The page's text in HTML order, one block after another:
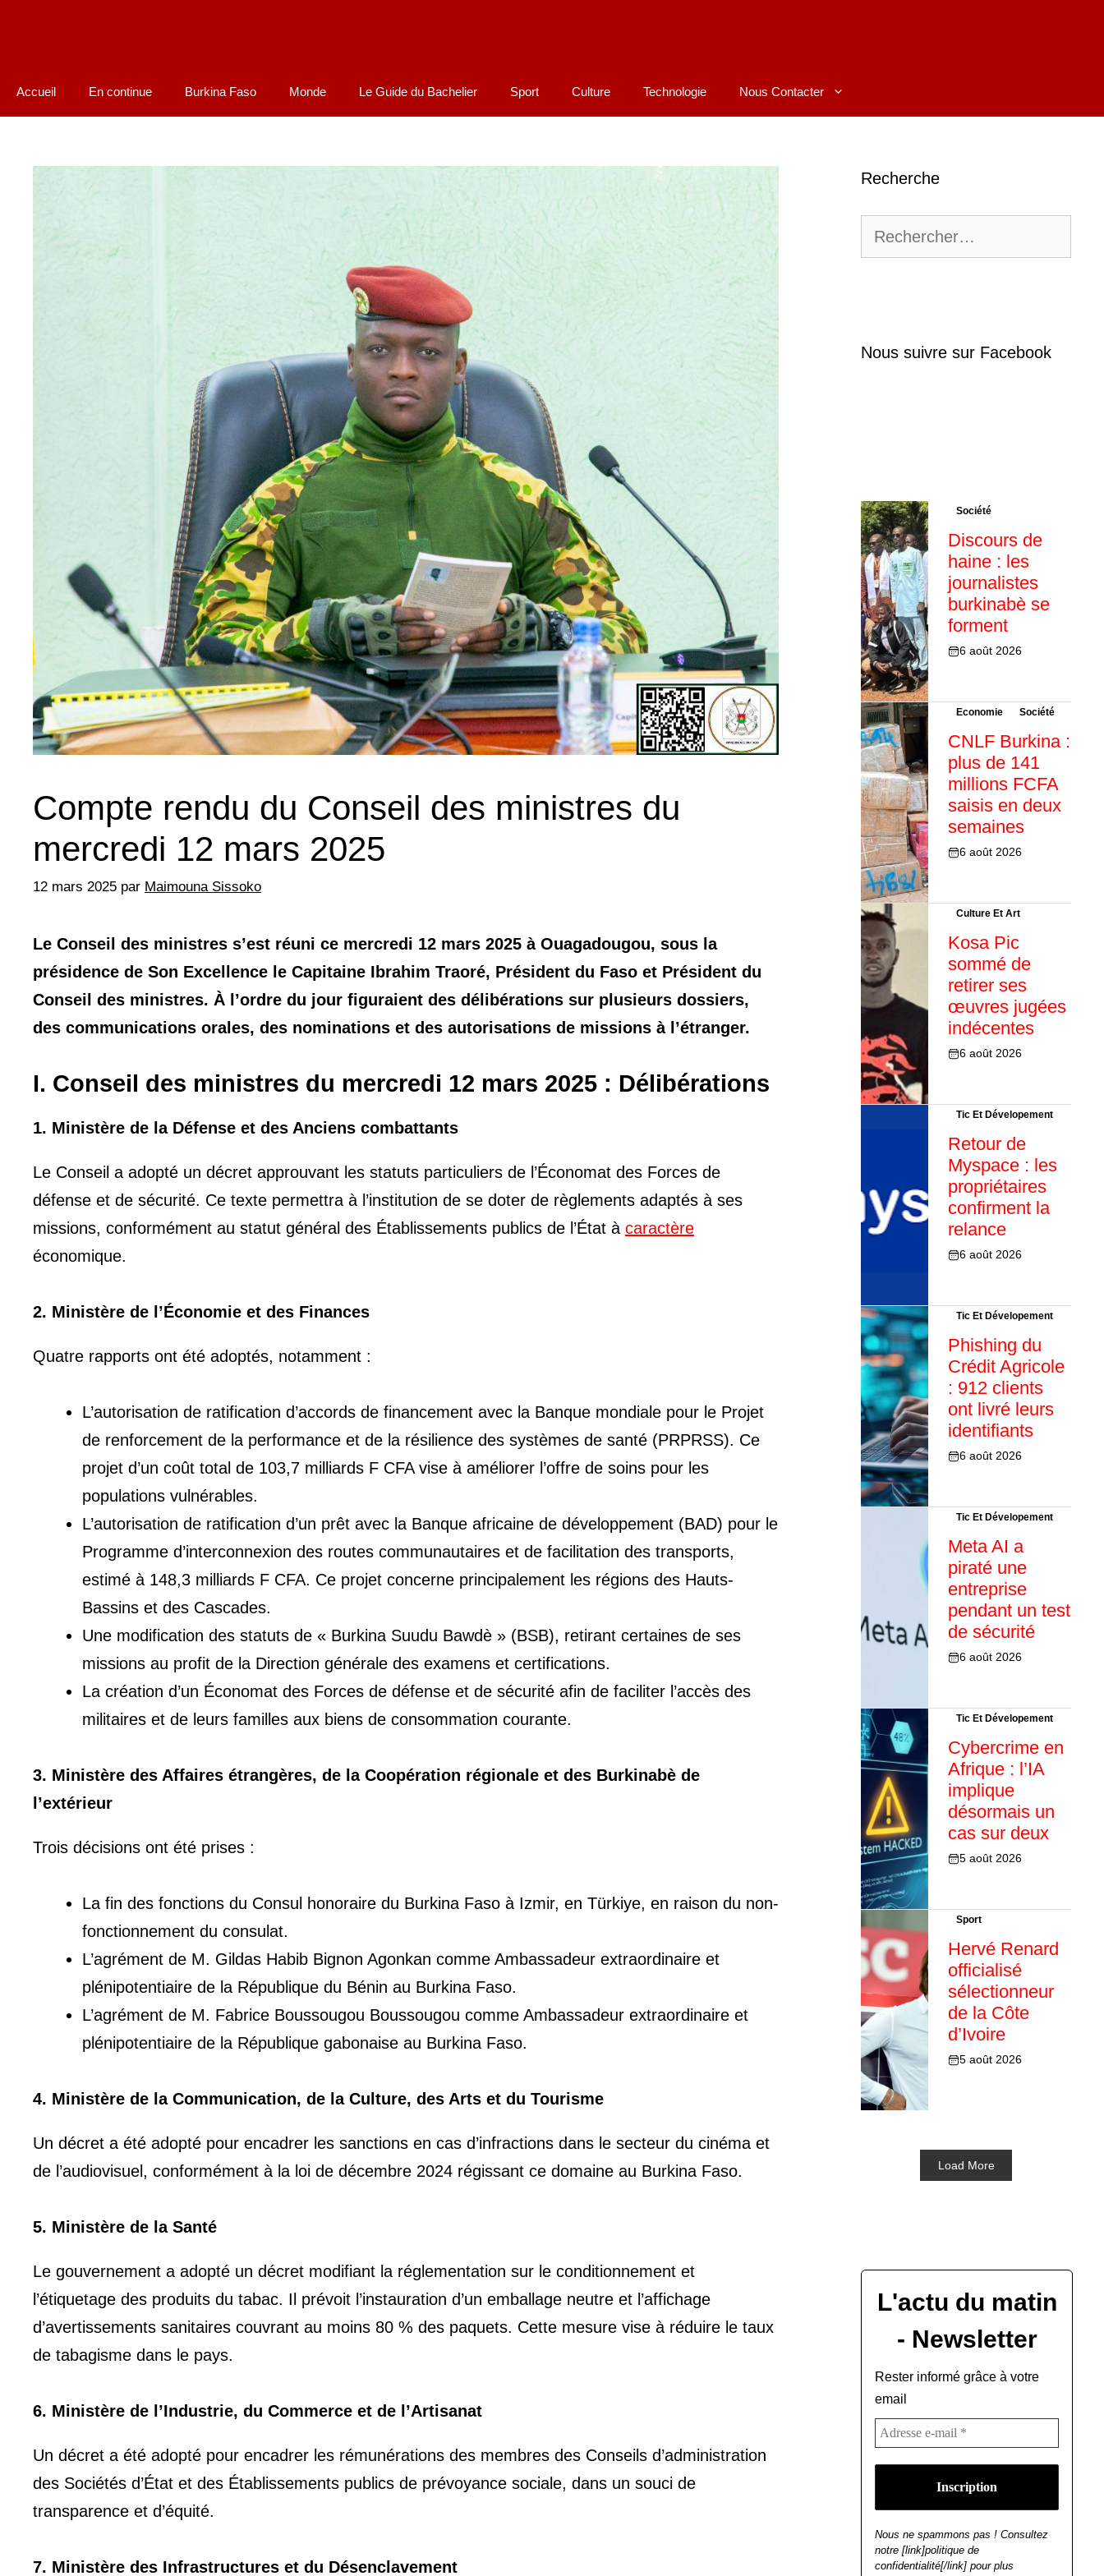
Accueil En continue Burkina Faso Monde Le Guide du Bachelier Sport Culture Technologie Nous Contacter
Compte rendu du Conseil des ministres du
mercredi 12 mars 2025
12 mars 2025 par Maimouna Sissoko
Le Conseil des ministres s’est réuni ce mercredi 12 mars 2025 à Ouagadougou, sous la
présidence de Son Excellence le Capitaine Ibrahim Traoré, Président du Faso et Président du
Conseil des ministres. À l’ordre du jour figuraient des délibérations sur plusieurs dossiers,
des communications orales, des nominations et des autorisations de missions à l’étranger.
I. Conseil des ministres du mercredi 12 mars 2025 : Délibérations
1. Ministère de la Défense et des Anciens combattants
Le Conseil a adopté un décret approuvant les statuts particuliers de l’Économat des Forces de
défense et de sécurité. Ce texte permettra à l’institution de se doter de règlements adaptés à ses
missions, conformément au statut général des Établissements publics de l’État à caractère
économique.
2. Ministère de l’Économie et des Finances
Quatre rapports ont été adoptés, notamment :
L’autorisation de ratification d’accords de financement avec la Banque mondiale pour le Projet
de renforcement de la performance et de la résilience des systèmes de santé (PRPRSS). Ce
projet d’un coût total de 103,7 milliards F CFA vise à améliorer l’offre de soins pour les
populations vulnérables.
L’autorisation de ratification d’un prêt avec la Banque africaine de développement (BAD) pour le
Programme d’interconnexion des routes communautaires et de facilitation des transports,
estimé à 148,3 milliards F CFA. Ce projet concerne principalement les régions des Hauts-
Bassins et des Cascades.
Une modification des statuts de « Burkina Suudu Bawdè » (BSB), retirant certaines de ses
missions au profit de la Direction générale des examens et certifications.
La création d’un Économat des Forces de défense et de sécurité afin de faciliter l’accès des
militaires et de leurs familles aux biens de consommation courante.
3. Ministère des Affaires étrangères, de la Coopération régionale et des Burkinabè de
l’extérieur
Trois décisions ont été prises :
La fin des fonctions du Consul honoraire du Burkina Faso à Izmir, en Türkiye, en raison du non-
fonctionnement du consulat.
L’agrément de M. Gildas Habib Bignon Agonkan comme Ambassadeur extraordinaire et
plénipotentiaire de la République du Bénin au Burkina Faso.
L’agrément de M. Fabrice Boussougou Boussougou comme Ambassadeur extraordinaire et
plénipotentiaire de la République gabonaise au Burkina Faso.
4. Ministère de la Communication, de la Culture, des Arts et du Tourisme
Un décret a été adopté pour encadrer les sanctions en cas d’infractions dans le secteur du cinéma et
de l’audiovisuel, conformément à la loi de décembre 2024 régissant ce domaine au Burkina Faso.
5. Ministère de la Santé
Le gouvernement a adopté un décret modifiant la réglementation sur le conditionnement et
l’étiquetage des produits du tabac. Il prévoit l’instauration d’un emballage neutre et l’affichage
d’avertissements sanitaires couvrant au moins 80 % des paquets. Cette mesure vise à réduire le taux
de tabagisme dans le pays.
6. Ministère de l’Industrie, du Commerce et de l’Artisanat
Un décret a été adopté pour encadrer les rémunérations des membres des Conseils d’administration
des Sociétés d’État et des Établissements publics de prévoyance sociale, dans un souci de
transparence et d’équité.
7. Ministère des Infrastructures et du Désenclavement
Recherche
Nous suivre sur Facebook
Société
Discours de
haine : les
journalistes
burkinabè se
forment
6 août 2026
Economie Société
CNLF Burkina :
plus de 141
millions FCFA
saisis en deux
semaines
6 août 2026
Culture Et Art
Kosa Pic
sommé de
retirer ses
œuvres jugées
indécentes
6 août 2026
Tic Et Dévelopement
Retour de
Myspace : les
propriétaires
confirment la
relance
6 août 2026
Tic Et Dévelopement
Phishing du
Crédit Agricole
: 912 clients
ont livré leurs
identifiants
6 août 2026
Tic Et Dévelopement
Meta AI a
piraté une
entreprise
pendant un test
de sécurité
6 août 2026
Tic Et Dévelopement
Cybercrime en
Afrique : l’IA
implique
désormais un
cas sur deux
5 août 2026
Sport
Hervé Renard
officialisé
sélectionneur
de la Côte
d’Ivoire
5 août 2026
Load More
L'actu du matin
- Newsletter
Rester informé grâce à votre
email
Nous ne spammons pas ! Consultez
notre [link]politique de
confidentialité[/link] pour plus